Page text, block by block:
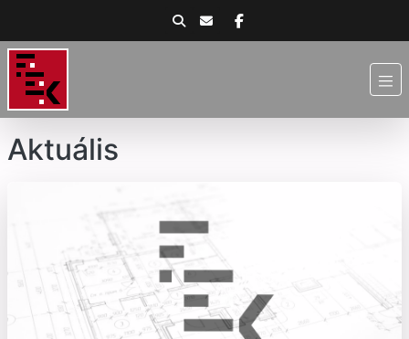
Aktuális